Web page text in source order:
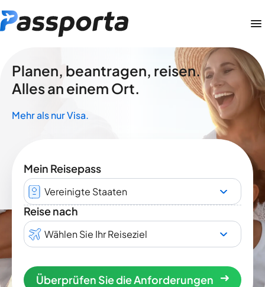
Planen, beantragen, reisen.
Alles an einem Ort.
Mehr als nur Visa.
Mein Reisepass
Vereinigte Staaten
Reise nach
Wählen Sie Ihr Reiseziel
Überprüfen Sie die Anforderungen